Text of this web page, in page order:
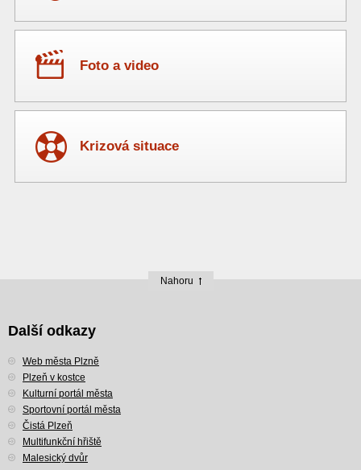
Foto a video
Krizová situace
Nahoru
Další odkazy
Web města Plzně
Plzeň v kostce
Kulturní portál města
Sportovní portál města
Čistá Plzeň
Multifunkční hřiště
Malesický dvůr